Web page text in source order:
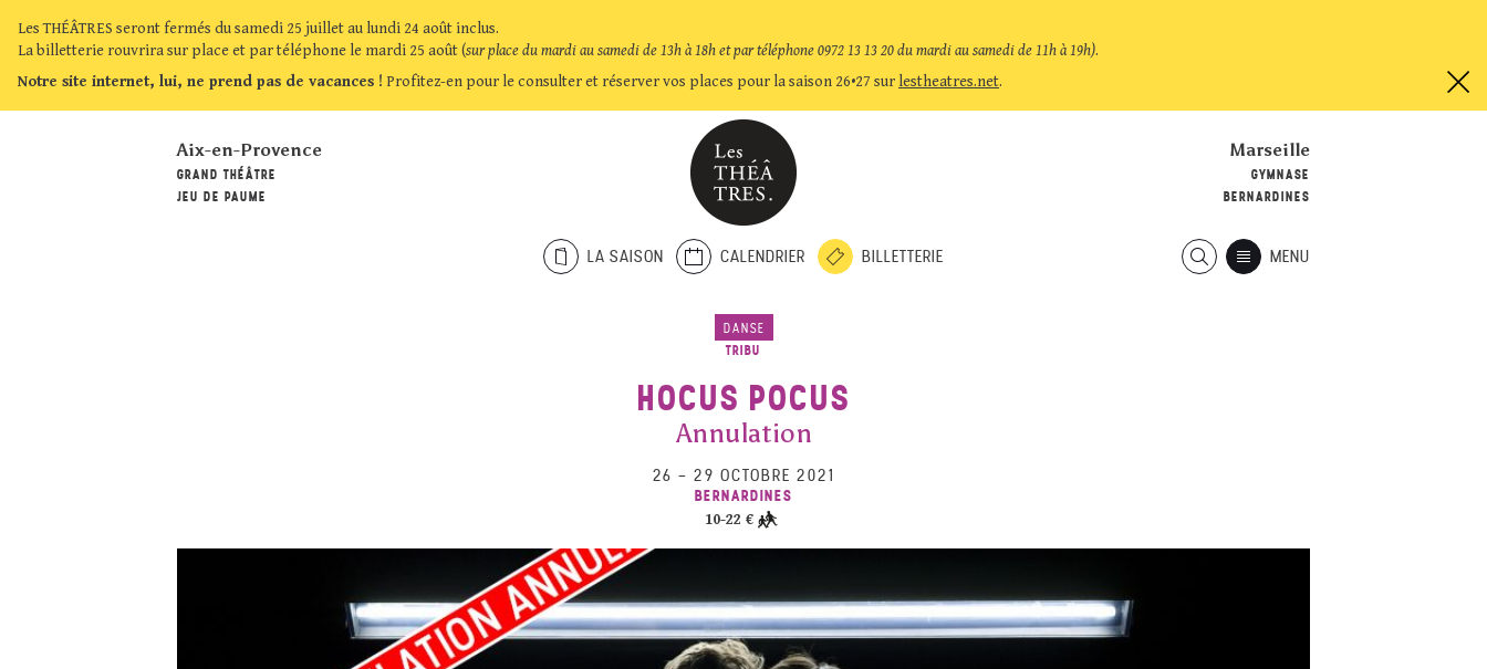
Les THÉÂTRES seront fermés du samedi 25 juillet au lundi 24 août inclus.
La billetterie rouvrira sur place et par téléphone le mardi 25 août (sur place du mardi au samedi de 13h à 18h et par téléphone 0972 13 13 20 du mardi au samedi de 11h à 19h).
Notre site internet, lui, ne prend pas de vacances ! Profitez-en pour le consulter et réserver vos places pour la saison 26•27 sur lestheatres.net.
Marseille
GYMNASE
BERNARDINES
Aix-en-Provence
GRAND THÉÂTRE
JEU DE PAUME
LA SAISON CALENDRIER BILLETTERIE MENU
DANSE
TRIBU
HOCUS POCUS
Annulation
26 – 29 OCTOBRE 2021
BERNARDINES
10-22 €